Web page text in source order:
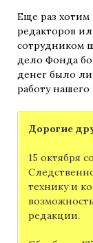
Еще раз
редакторов
сотрудником
дело Фонда
денег было
работу нашего
Дорогие
15 октября
технику и
редакции.